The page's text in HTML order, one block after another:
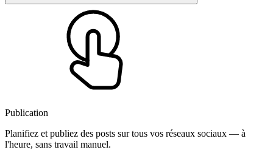
Publication
Planifiez et publiez des posts sur tous vos réseaux sociaux — à
l'heure, sans travail manuel.